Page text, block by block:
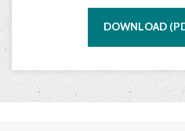
DOWNLOAD (